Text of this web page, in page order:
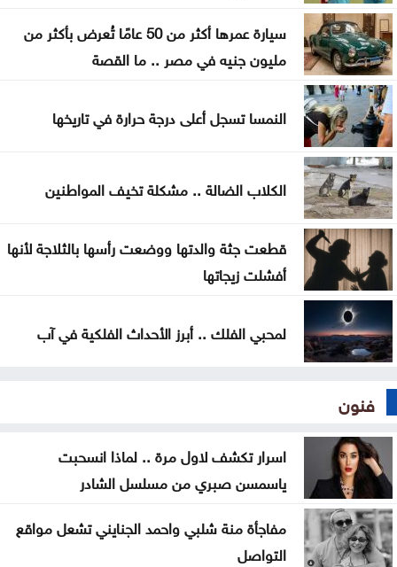
البرلمان العربي يدين استهداف المدنيين بالسعودية
واليمن
ارتفاع حصيلة الهجوم الذي نفذه تلميذ على مدرسة
بتايلند
70 ألفا يؤدون صلاة الجمعة بالأقصى
سيارة عمرها أكثر من 50 عامًا تُعرض بأكثر من
مليون جنيه في مصر .. ما القصة
النمسا تسجل أعلى درجة حرارة في تاريخها
الكلاب الضالة .. مشكلة تخيف المواطنين
قطعت جثة والدتها ووضعت رأسها بالثلاجة لأنها
أفشلت زيجاتها
لمحبي الفلك .. أبرز الأحداث الفلكية في آب
فنون
اسرار تكشف لاول مرة .. لماذا انسحبت
ياسمسن صبري من مسلسل الشادر
مفاجأة منة شلبي واحمد الجنايني تشعل مواقع
التواصل